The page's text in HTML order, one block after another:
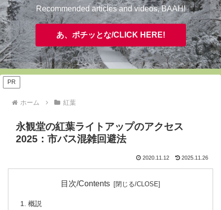
Recommended articles and videos, BAAH!
あ、ポチッとな/CLICK HERE!
PR
ホーム 紅葉
永観堂の紅葉ライトアップのアクセス
2025：市バス混雑回避法
2020.11.12 2025.11.26
目次/Contents
概説